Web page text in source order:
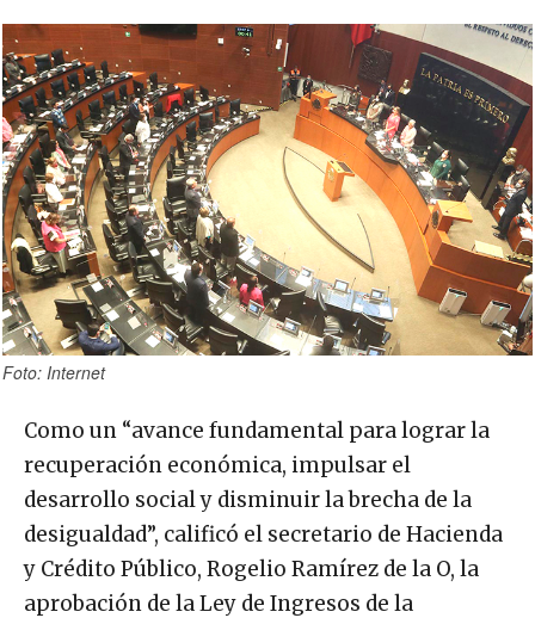
Foto: Internet
Como un “avance fundamental para lograr la
recuperación económica, impulsar el
desarrollo social y disminuir la brecha de la
desigualdad”, calificó el secretario de Hacienda
y Crédito Público, Rogelio Ramírez de la O, la
aprobación de la Ley de Ingresos de la